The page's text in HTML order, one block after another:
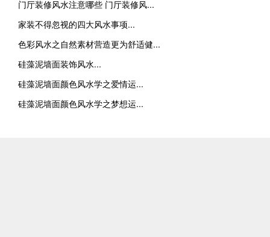
门厅装修风水注意哪些 门厅装修风...
家装不得忽视的四大风水事项...
色彩风水之自然素材营造更为舒适健...
硅藻泥墙面装饰风水...
硅藻泥墙面颜色风水学之爱情运...
硅藻泥墙面颜色风水学之梦想运...